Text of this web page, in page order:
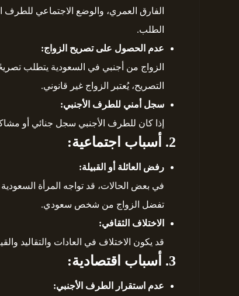
الفارق العمري، والوضع الاجتماعي
الطلب.
عدم الحصول على تصريح الزواج:
الزواج من أجنبي في السعودية يتطلب
التصريح، يُعتبر الزواج غير قانوني.
سجل أمني للطرف الأجنبي:
إذا كان للطرف الأجنبي سجل جنائي أو
2. أسباب اجتماعية:
رفض العائلة أو القبيلة:
في بعض الحالات، قد تواجه المرأة
تفضل الزواج من شخص سعودي.
الاختلاف الثقافي:
قد يكون الاختلاف في العادات والتقاليد
3. أسباب اقتصادية:
عدم استقرار الطرف الأجنبي: